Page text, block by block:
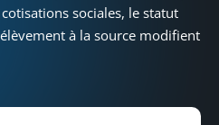
sociales, le statut
à la source modifient